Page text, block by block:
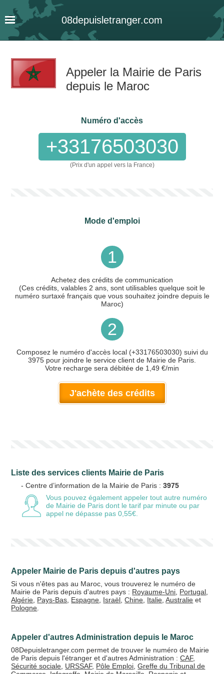
08depuisletranger.com
Appeler la Mairie de Paris
depuis le Maroc
Numéro d'accès
+33176503030
(Prix d'un appel vers la France)
Mode d'emploi
1
Achetez des crédits de communication
(Ces crédits, valables 2 ans, sont utilisables quelque soit le
numéro surtaxé français que vous souhaitez joindre depuis le
Maroc)
2
Composez le numéro d'accès local (+33176503030) suivi du
3975 pour joindre le service client de Mairie de Paris.
Votre recharge sera débitée de 1,49 €/min
J'achète des crédits
+5% de bonus
Liste des services clients Mairie de Paris
- Centre d’information de la Mairie de Paris :3975
Vous pouvez également appeler tout autre numéro
de Mairie de Paris dont le tarif par minute ou par
appel ne dépasse pas 0,55€.
Appeler Mairie de Paris depuis d'autres pays
Si vous n'êtes pas au Maroc, vous trouverez le numéro de
Mairie de Paris depuis d'autres pays : Royaume-Uni Portugal
Algérie Pays-Bas Espagne Israël ,Chine Italie ,Australie et
Pologne
Appeler d'autres Administration depuis le Maroc
08Depuisletranger.com permet de trouver le numéro de Mairie
de Paris depuis l'étranger et d'autres Administration :CAF,
Sécurité sociale URSSAF, Pôle Emploi ,Greffe du Tribunal de